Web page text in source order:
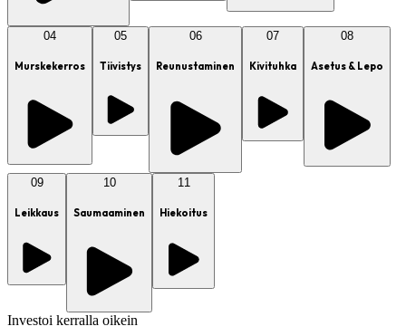
04
Murskekerros
05
Tiivistys
06
Reunustaminen
07
Kivituhka
08
Asetus & Lepo
09
Leikkaus
10
Saumaaminen
11
Hiekoitus
Investoi kerralla oikein